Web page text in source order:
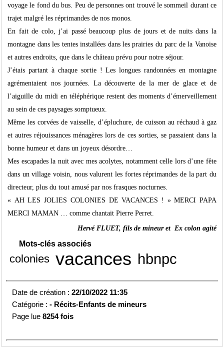
voyage le fond du bus. Peu de personnes ont trouvé le sommeil durant ce
trajet malgré les réprimandes de nos monos.
En fait de colo, j’ai passé beaucoup plus de jours et de nuits dans la
montagne dans les tentes installées dans les prairies du parc de la Vanoise
et autres endroits, que dans le château prévu pour notre séjour.
J’étais partant à chaque sortie ! Les longues randonnées en montagne
agrémentaient nos journées. La découverte de la mer de glace et de
l’aiguille du midi en téléphérique restent des moments d’émerveillement
au sein de ces paysages somptueux.
Même les corvées de vaisselle, d’épluchure, de cuisson au réchaud à gaz
et autres réjouissances ménagères lors de ces sorties, se passaient dans la
bonne humeur et dans un joyeux désordre…
Mes escapades la nuit avec mes acolytes, notamment celle lors d’une fête
dans un village voisin, nous valurent les fortes réprimandes de la part du
directeur, plus du tout amusé par nos frasques nocturnes.
« AH LES JOLIES COLONIES DE VACANCES ! » MERCI PAPA
MERCI MAMAN … comme chantait Pierre Perret.
Hervé FLUET, fils de mineur et Ex colon agité
Mots-clés associés
colonies vacances hbnpc
Date de création :22/10/2022 11:35
Catégorie :- Récits-Enfants de mineurs
Page lue8254 fois